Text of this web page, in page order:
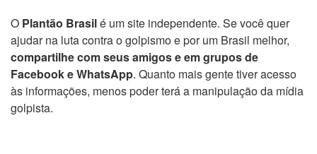
O Plantão Brasilé um site independente. Se você quer
ajudar na luta contra o golpismo e por um Brasil melhor,
compartilhe com seus amigos e em grupos de
Facebook e WhatsApp. Quanto mais gente tiver acesso
às informações, menos poder terá a manipulação da mídia
golpista.